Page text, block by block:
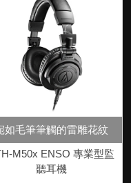
如毛筆筆觸的雷雕花紋
M50x ENSO 專業型監
聽耳機